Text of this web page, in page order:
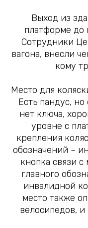
Выход из
платформе до
Сотрудники
вагона, внесли
кому
Место для
Есть пандус,
нет ключа,
уровне с
крепления
обозначений –
кнопка связи
главного
инвалидной
место также
велосипедов, и